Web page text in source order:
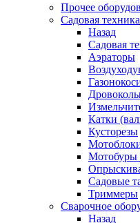
Прочее
Садовая техника
Назад
Садовая
Аэраторы
Катки
Кусторезы
Мотобуры
Садовые
Триммеры
Сварочное
Назад